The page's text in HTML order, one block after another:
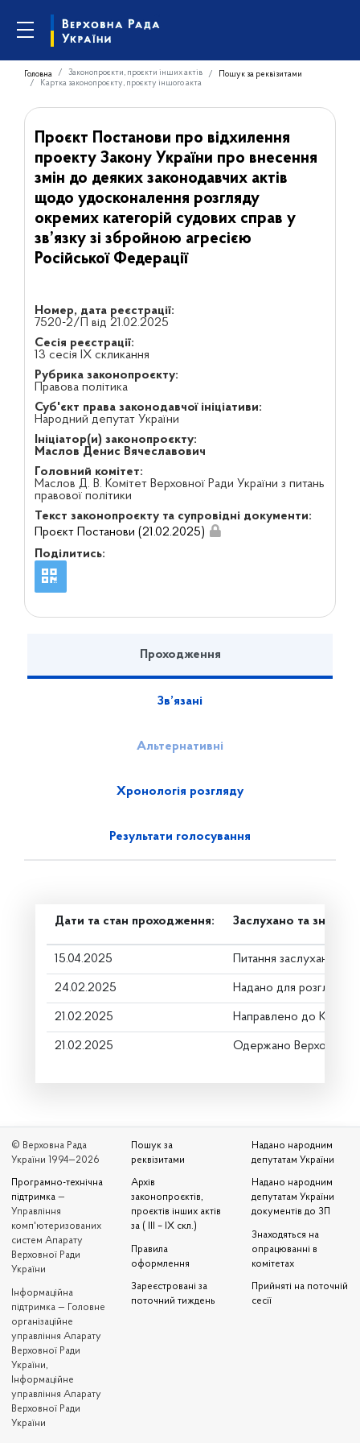
Головна Законопроєкти, проєкти інших актів
Пошук за реквізитами
Картка законопроєкту, проєкту іншого акта
Проєкт Постанови про відхилення
проекту Закону України про внесення
змін до деяких законодавчих актів
щодо удосконалення розгляду
окремих категорій судових справ у
зв’язку зі збройною агресією
Російської Федерації
Номер, дата реєстрації:
7520-2/П від 21.02.2025
Сесія реєстрації:
13 сесія IX скликання
Рубрика законопроєкту:
Правова політика
Суб'єкт права законодавчої ініціативи:
Народний депутат України
Ініціатор(и) законопроєкту:
Маслов Денис Вячеславович
Головний комітет:
Маслов Д. В. Комітет Верховної Ради України з питань
правової політики
Текст законопроєкту та супровідні документи:
Проєкт Постанови (21.02.2025)
Поділитись:
Проходження
Зв’язані
Альтернативні
Хронологія розгляду
Результати голосування
Дати та стан проходження: Заслухано та знято з
15.04.2025 Питання заслухано
24.02.2025 Надано для розгляду
21.02.2025 Направлено до
21.02.2025 Одержано Верховною
© Верховна Рада
України 1994—2026
Програмно-технічна
підтримка —
Управління
комп'ютеризованих
систем Апарату
Верховної Ради
України
Iнформаційна
підтримка — Головне
організаційне
управління Апарату
Верховної Ради
України,
Інформаційне
управління Апарату
Верховної Ради
України
Пошук за
реквізитами
Архів
законопроєктів,
проєктів інших актів
за ( III – IX скл.)
Правила
оформлення
Зареєстровані за
поточний тиждень
Надано народним
депутатам України
Надано народним
депутатам України
документів до ЗП
Знаходяться на
опрацюванні в
комітетах
Прийняті на поточній
сесії